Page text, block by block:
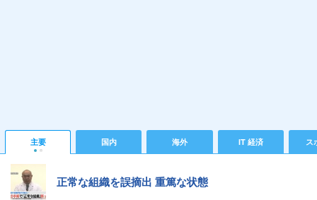
主要 国内 海外 IT 経済 ス
正常な組織を誤摘出 重篤な状態